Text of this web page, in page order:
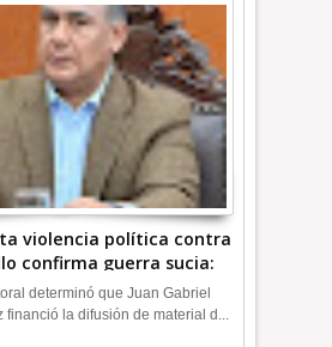
violencia política contra
confirma guerra sucia:
INFORMATIVA
determinó que Juan Gabriel
financió la difusión de material d...